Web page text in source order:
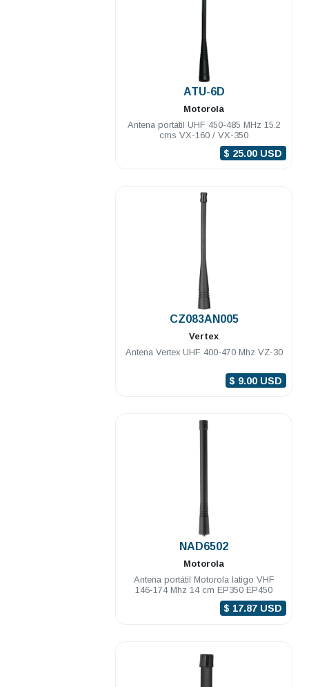
ATU-6D
Motorola
Antena portátil UHF 450-485 MHz 15.2
cms VX-160 / VX-350
$ 25.00 USD
CZ083AN005
Vertex
Antena Vertex UHF 400-470 Mhz VZ-30
$ 9.00 USD
NAD6502
Motorola
Antena portátil Motorola latigo VHF
146-174 Mhz 14 cm EP350 EP450
$ 17.87 USD